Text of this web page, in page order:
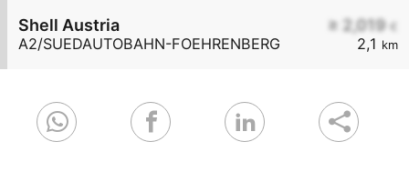
≥ 2,019 €
2,1 km
Shell Austria
A2/SUEDAUTOBAHN-FOEHRENBERG